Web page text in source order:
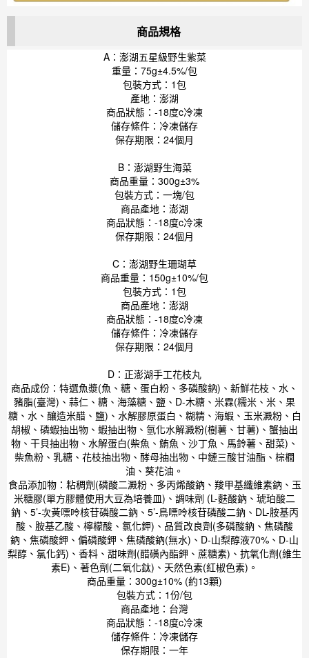
商品規格
A：澎湖五星級野生紫菜
重量：75g±4.5%/包
包裝方式：1包
產地：澎湖
商品狀態：-18度c冷凍
儲存條件：冷凍儲存
保存期限：24個月
B：澎湖野生海菜
商品重量：300g±3%
包裝方式：一塊/包
商品產地：澎湖
商品狀態：-18度c冷凍
保存期限：24個月
C：澎湖野生珊瑚草
商品重量：150g±10%/包
包裝方式：1包
商品產地：澎湖
商品狀態：-18度c冷凍
儲存條件：冷凍儲存
保存期限：24個月
D：正澎湖手工花枝丸
商品成份：特選魚漿(魚、糖、蛋白粉、多磷酸鈉)、新鮮花枝、水、
豬脂(臺灣)、蒜仁、糖、海藻糖、鹽、D-木糖、米霖(糯米、米、果
糖、水、釀造米醋、鹽)、水解膠原蛋白、糊精、海蝦、玉米澱粉、白
胡椒、磷蝦抽出物、蝦抽出物、氫化水解澱粉(樹薯、甘薯)、蟹抽出
物、干貝抽出物、水解蛋白(柴魚、鮪魚、沙丁魚、馬鈴薯、甜菜)、
柴魚粉、乳糖、花枝抽出物、酵母抽出物、中鏈三酸甘油酯、棕櫚
油、葵花油。
食品添加物：粘稠劑(磷酸二澱粉、多丙烯酸鈉、羧甲基纖維素鈉、玉
米糖膠(單方膠體使用大豆為培養皿)、調味劑 (L-麩酸鈉、琥珀酸二
鈉、5’-次黃嘌呤核苷磷酸二鈉、5’-鳥嘌呤核苷磷酸二鈉、DL-胺基丙
酸、胺基乙酸、檸檬酸、氯化鉀)、品質改良劑(多磷酸鈉、焦磷酸
鈉、焦磷酸鉀、偏磷酸鉀、焦磷酸鈉(無水)、D-山梨醇液70%、D-山
梨醇、氯化鈣)、香料、甜味劑(醋磺內酯鉀、蔗糖素)、抗氧化劑(維生
素E)、著色劑(二氧化鈦)、天然色素(紅椒色素)。
商品重量：300g±10% (約13顆)
包裝方式：1份/包
商品產地：台灣
商品狀態：-18度c冷凍
儲存條件：冷凍儲存
保存期限：一年